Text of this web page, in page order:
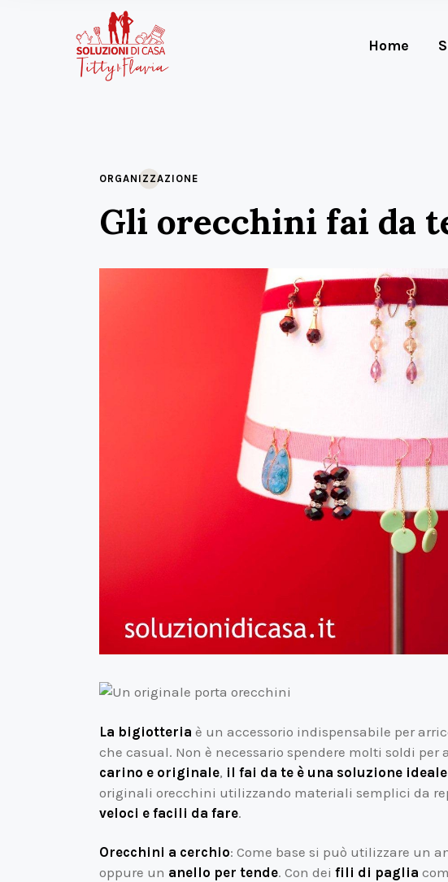
Home
ORGANIZZAZIONE
Gli orecchini fai da
La bigiotteria è un accessorio indispensabile per
che casual. Non è necessario spendere molti soldi per
carino e originale, il fai da te è una soluzione ideale
originali orecchini utilizzando materiali semplici da
veloci e facili da fare.
Orecchini a cerchio: Come base si può utilizzare un
oppure un anello per tende. Con dei fili di paglia